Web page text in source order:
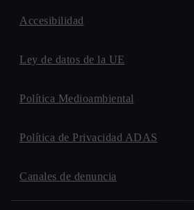
Accesibilidad
Ley de datos de la UE
Política Medioambiental
Política de Privacidad ADAS
Canales de denuncia